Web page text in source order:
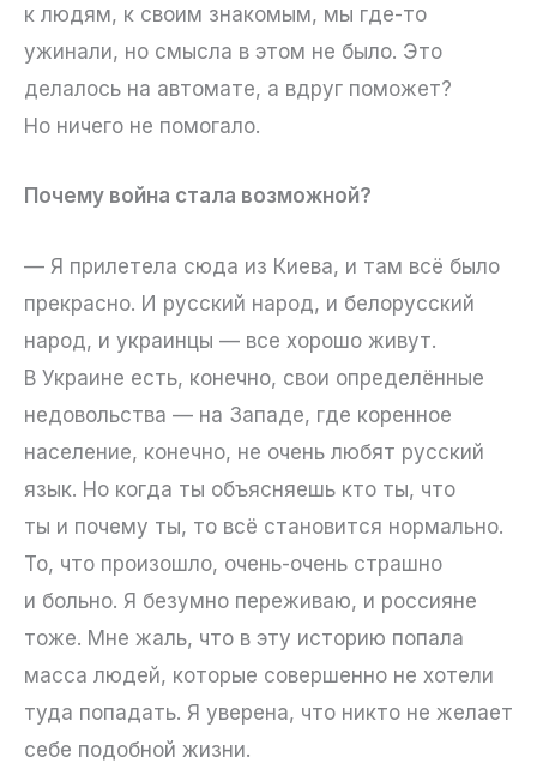
к людям, к своим знакомым, мы где-то
ужинали, но смысла в этом не было. Это
делалось на автомате, а вдруг поможет?
Но ничего не помогало.
Почему война стала возможной?
— Я прилетела сюда из Киева, и там всё было
прекрасно. И русский народ, и белорусский
народ, и украинцы — все хорошо живут.
В Украине есть, конечно, свои определённые
недовольства — на Западе, где коренное
население, конечно, не очень любят русский
язык. Но когда ты объясняешь кто ты, что
ты и почему ты, то всё становится нормально.
То, что произошло, очень-очень страшно
и больно. Я безумно переживаю, и россияне
тоже. Мне жаль, что в эту историю попала
масса людей, которые совершенно не хотели
туда попадать. Я уверена, что никто не желает
себе подобной жизни.